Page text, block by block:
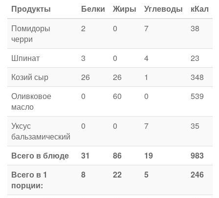
Продукты Белки Жиры Углеводы
кКал
Помидоры
черри
2 0 7 38
Шпинат 3 0 4
23
Козий сыр
26 26 1
348
Оливковое
масло
0 60 0 539
Уксус
бальзамический
0 0 7 35
Всего в блюде 31 86 19
983
Всего в 1
порции:
8 22 5 246